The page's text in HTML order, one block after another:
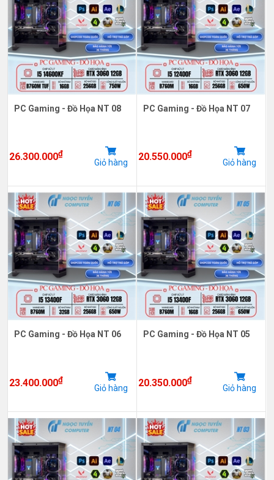
PC Gaming - Đồ Họa NT 08
26.300.000₫
Giỏ hàng
PC Gaming - Đồ Họa NT 07
20.550.000₫
Giỏ hàng
PC Gaming - Đồ Họa NT 06
23.400.000₫
Giỏ hàng
PC Gaming - Đồ Họa NT 05
20.350.000₫
Giỏ hàng